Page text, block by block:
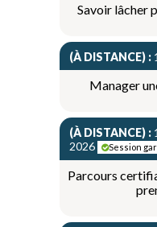
Savoir lâcher
(À DISTANCE) :
Manager
(À DISTANCE) :
2026
Session
Parcours